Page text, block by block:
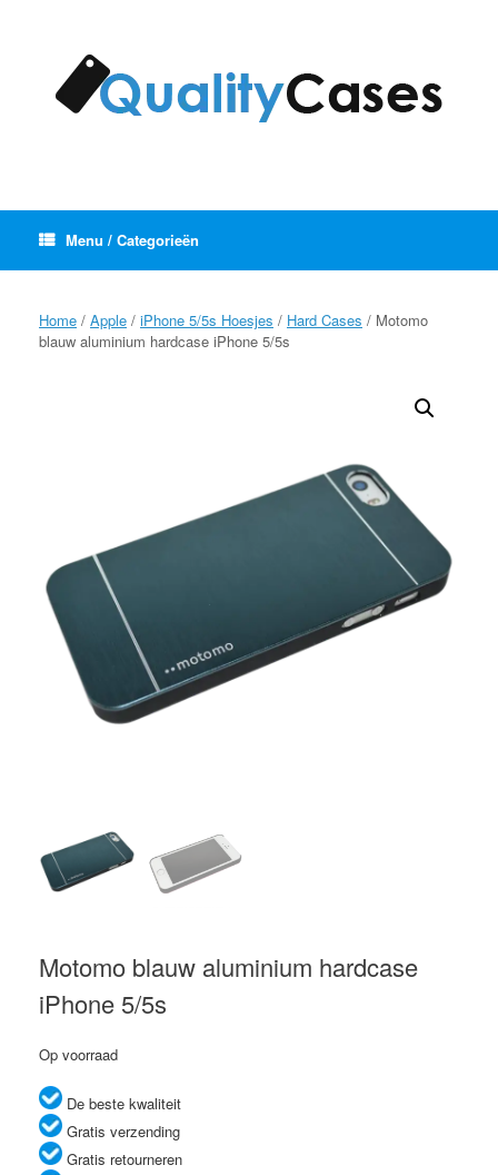
Menu / Categorieën
Home / Apple / iPhone 5/5s Hoesjes / Hard Cases / Motomo
blauw aluminium hardcase iPhone 5/5s
Motomo blauw aluminium hardcase
iPhone 5/5s
Op voorraad
De beste kwaliteit
Gratis verzending
Gratis retourneren